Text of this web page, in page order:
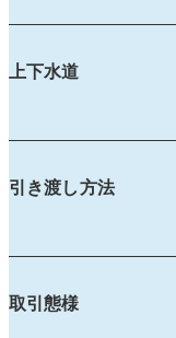
上下水道
引き渡し方法
取引態様